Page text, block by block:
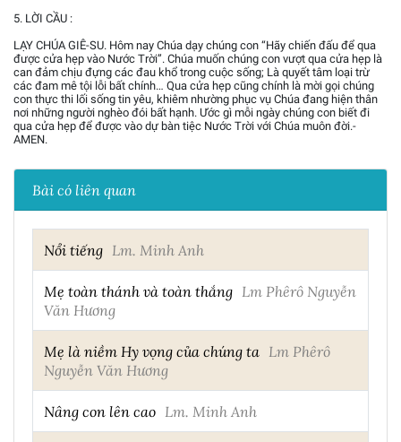
5. LỜI CẦU :
LẠY CHÚA GIÊ-SU. Hôm nay Chúa dạy chúng con “Hãy chiến đấu để qua
được cửa hẹp vào Nước Trời”. Chúa muốn chúng con vượt qua cửa hẹp là
can đảm chịu đựng các đau khổ trong cuộc sống; Là quyết tâm loại trừ
các đam mê tội lỗi bất chính… Qua cửa hẹp cũng chính là mời gọi chúng
con thực thi lối sống tin yêu, khiêm nhường phục vụ Chúa đang hiện thân
nơi những người nghèo đói bất hạnh. Ước gì mỗi ngày chúng con biết đi
qua cửa hẹp để được vào dự bàn tiệc Nước Trời với Chúa muôn đời.-
AMEN.
Bài có liên quan
Nổi tiếng Lm. Minh Anh
Mẹ toàn thánh và toàn thắng Lm Phêrô Nguyễn
Văn Hương
Mẹ là niềm Hy vọng của chúng ta Lm Phêrô
Nguyễn Văn Hương
Nâng con lên cao Lm. Minh Anh